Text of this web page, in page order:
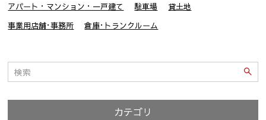
アパート・マンション・一戸建て 駐車場
貸土地
事業用店舗･事務所
倉庫･トランクルーム
カテゴリ